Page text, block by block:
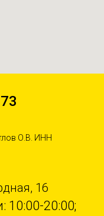
О.В. ИНН
16
10:00-20:00;